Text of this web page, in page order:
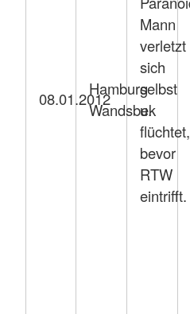
08.01.2012Hamburg
Wandsbek
Mann
verletzt
sich
selbst
u.
flüchtet,
bevor
RTW
eintrifft.